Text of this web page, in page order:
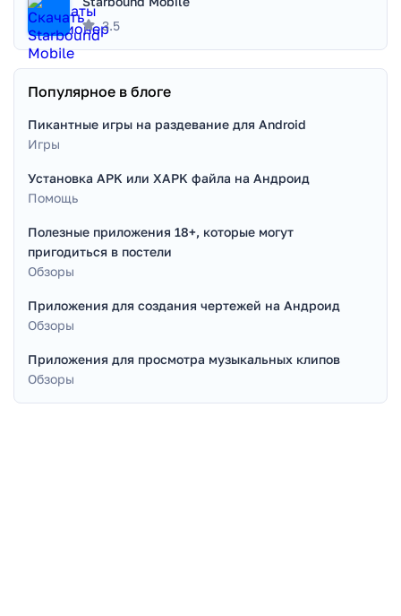
3.5
Популярное в блоге
Пикантные игры на раздевание для Android
Игры
Установка APK или XAPK файла на Андроид
Помощь
Полезные приложения 18+, которые могут
пригодиться в постели
Обзоры
Приложения для создания чертежей на Андроид
Обзоры
Приложения для просмотра музыкальных клипов
Обзоры